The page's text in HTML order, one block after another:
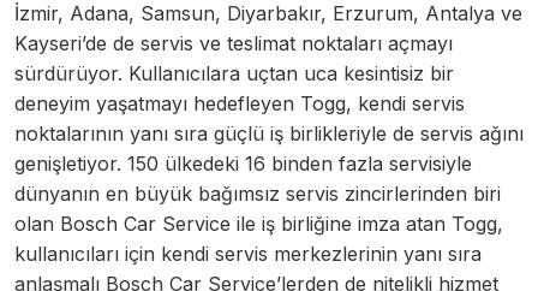
İzmir, Adana, Samsun, Diyarbakır, Erzurum, Antalya ve
Kayseri’de de servis ve teslimat noktaları açmayı
sürdürüyor. Kullanıcılara uçtan uca kesintisiz bir
deneyim yaşatmayı hedefleyen Togg, kendi servis
noktalarının yanı sıra güçlü iş birlikleriyle de servis ağını
genişletiyor. 150 ülkedeki 16 binden fazla servisiyle
dünyanın en büyük bağımsız servis zincirlerinden biri
olan Bosch Car Service ile iş birliğine imza atan Togg,
kullanıcıları için kendi servis merkezlerinin yanı sıra
anlaşmalı Bosch Car Service’lerden de nitelikli hizmet